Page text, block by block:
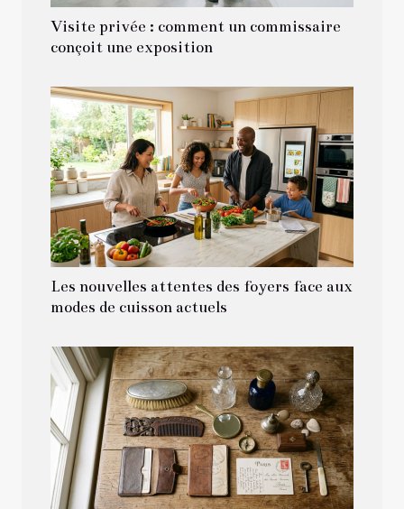
Visite privée : comment un commissaire
conçoit une exposition
Les nouvelles attentes des foyers face aux
modes de cuisson actuels